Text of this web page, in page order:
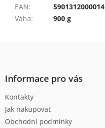
EAN:
5901312000014
Váha: 900 g
Informace pro vás
Kontakty
Jak nakupovat
Obchodní podmínky